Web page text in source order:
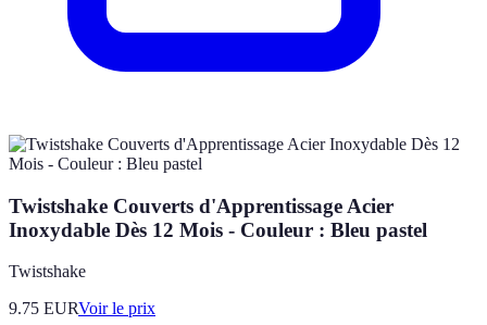
Twistshake Couverts d'Apprentissage Acier
Inoxydable Dès 12 Mois - Couleur : Bleu pastel
Twistshake
9.75 EURVoir le prix